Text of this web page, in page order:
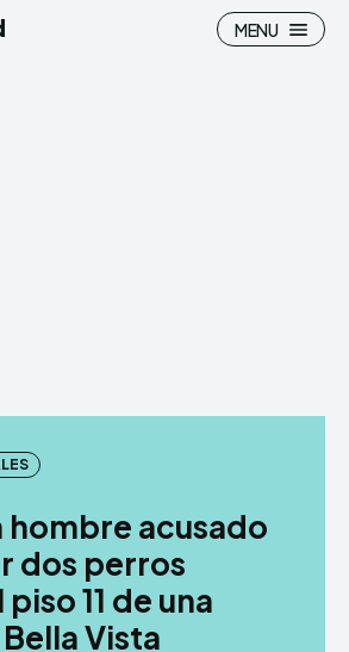
MENU
hombre acusado
dos perros
11 de una
Vista